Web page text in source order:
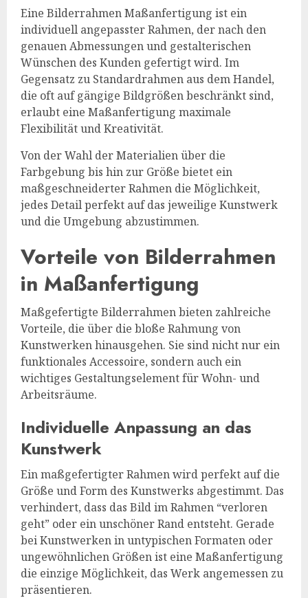
Eine Bilderrahmen Maßanfertigung ist ein
individuell angepasster Rahmen, der nach den
genauen Abmessungen und gestalterischen
Wünschen des Kunden gefertigt wird. Im
Gegensatz zu Standardrahmen aus dem Handel,
die oft auf gängige Bildgrößen beschränkt sind,
erlaubt eine Maßanfertigung maximale
Flexibilität und Kreativität.
Von der Wahl der Materialien über die
Farbgebung bis hin zur Größe bietet ein
maßgeschneiderter Rahmen die Möglichkeit,
jedes Detail perfekt auf das jeweilige Kunstwerk
und die Umgebung abzustimmen.
Vorteile von Bilderrahmen
in Maßanfertigung
Maßgefertigte Bilderrahmen bieten zahlreiche
Vorteile, die über die bloße Rahmung von
Kunstwerken hinausgehen. Sie sind nicht nur ein
funktionales Accessoire, sondern auch ein
wichtiges Gestaltungselement für Wohn- und
Arbeitsräume.
Individuelle Anpassung an das
Kunstwerk
Ein maßgefertigter Rahmen wird perfekt auf die
Größe und Form des Kunstwerks abgestimmt. Das
verhindert, dass das Bild im Rahmen “verloren
geht” oder ein unschöner Rand entsteht. Gerade
bei Kunstwerken in untypischen Formaten oder
ungewöhnlichen Größen ist eine Maßanfertigung
die einzige Möglichkeit, das Werk angemessen zu
präsentieren.